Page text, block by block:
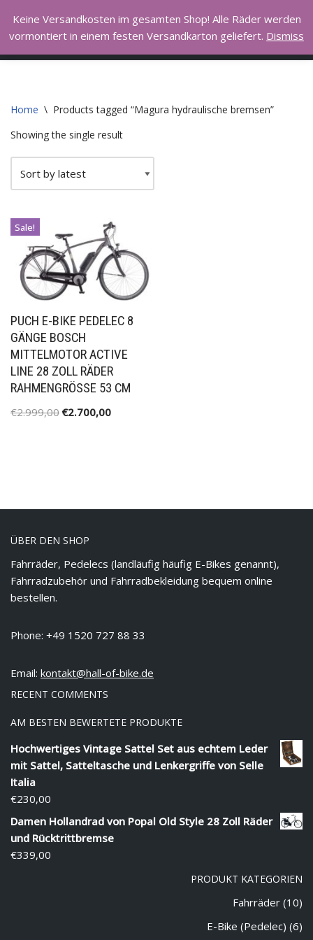
Skip
to
Hall of Bike
I love to ride my bicycle
Home \ Products tagged “Magura hydraulische bremsen”
Showing the single result
Sale!
PUCH E-BIKE PEDELEC 8
GÄNGE BOSCH
MITTELMOTOR ACTIVE
LINE 28 ZOLL RÄDER
RAHMENGRÖSSE 53 CM
€2.999,00 €2.700,00
ÜBER DEN SHOP
Fahrräder, Pedelecs (landläufig häufig E-Bikes genannt),
Fahrradzubehör und Fahrradbekleidung bequem online
bestellen.
Phone: +49 1520 727 88 33
Email: kontakt@hall-of-bike.de
RECENT COMMENTS
AM BESTEN BEWERTETE PRODUKTE
Hochwertiges Vintage Sattel Set aus echtem Leder
mit Sattel, Satteltasche und Lenkergriffe von Selle
Italia
€230,00
Damen Hollandrad von Popal Old Style 28 Zoll Räder
und Rücktrittbremse
€339,00
PRODUKT KATEGORIEN
Fahrräder (10)
E-Bike (Pedelec) (6)
Keine Versandkosten im gesamten Shop! Alle Räder werden
vormontiert in einem festen Versandkarton geliefert. Dismiss